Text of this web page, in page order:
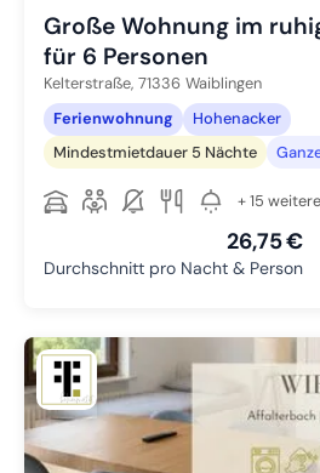
Große Wohnung im
für 6 Personen
Kelterstraße, 71336 Waiblingen
Ferienwohnung
Hohenacker
Mindestmietdauer 5 Nächte
+ 15 weitere
26,75 €
Durchschnitt pro Nacht & Person